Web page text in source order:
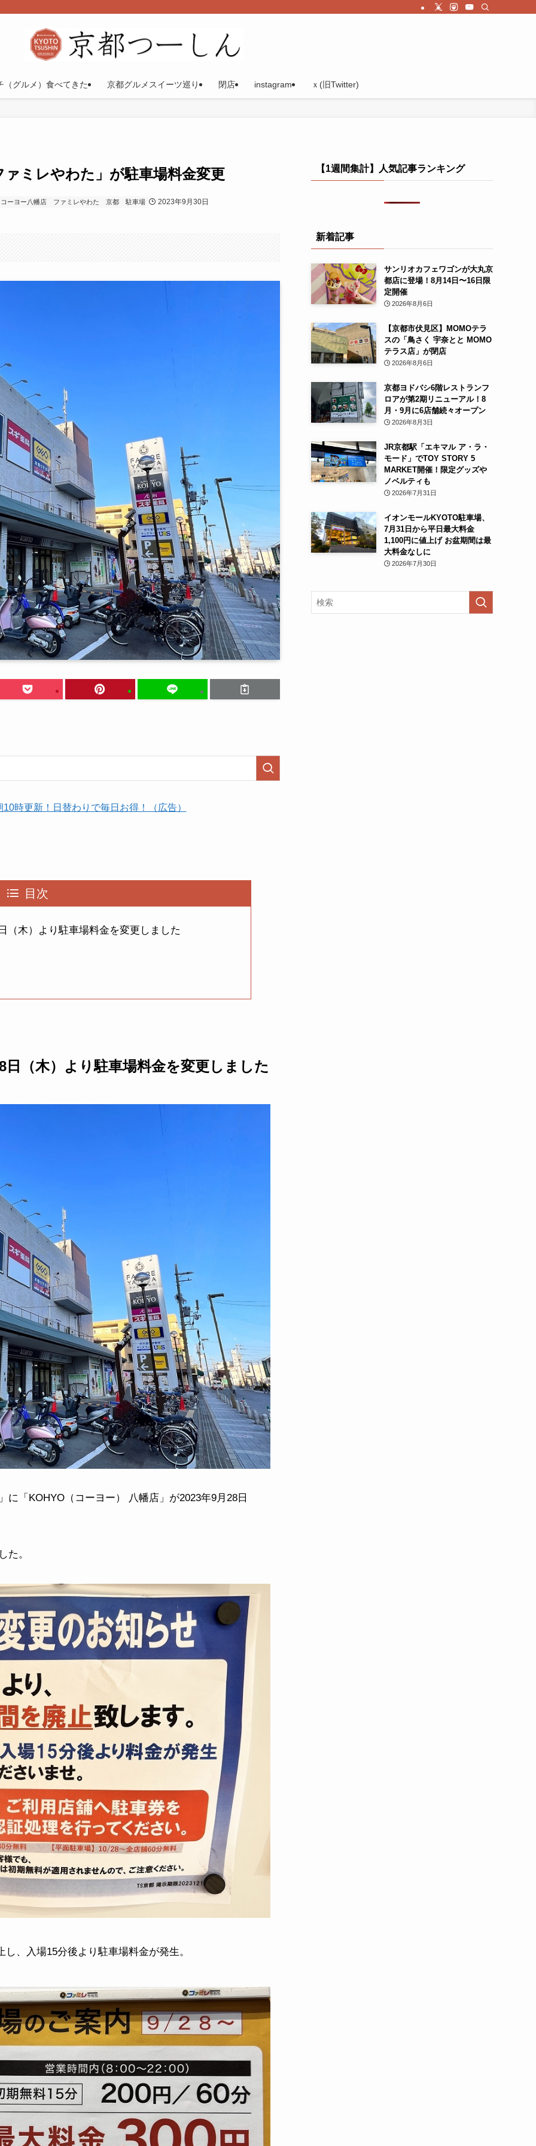
（グルメ）食べてきた 京都グルメスイーツ巡り 閉店 instagram ｘ(旧Twitter)
ミレやわた」が駐車場料金変更
コーヨー八幡店 ファミレやわた 京都 駐車場 2023年9月30日
時更新！日替わりで毎日お得！（広告）
目次
（木）より駐車場料金を変更しました
（木）より駐車場料金を変更しました
「KOHYO（コーヨー） 八幡店」が2023年9月28日
た。
、入場15分後より駐車場料金が発生。
【1週間集計】人気記事ランキング
新着記事
サンリオカフェワゴンが大丸京
都店に登場！8月14日〜16日限
定開催
2026年8月6日
【京都市伏見区】MOMOテラ
スの「鳥さく 宇奈とと MOMO
テラス店」が閉店
2026年8月6日
京都ヨドバシ6階レストランフ
ロアが第2期リニューアル！8
月・9月に6店舗続々オープン
2026年8月3日
JR京都駅「エキマル ア・ラ・
モード」でTOY STORY 5
MARKET開催！限定グッズや
ノベルティも
2026年7月31日
イオンモールKYOTO駐車場、
7月31日から平日最大料金
1,100円に値上げ お盆期間は最
大料金なしに
2026年7月30日